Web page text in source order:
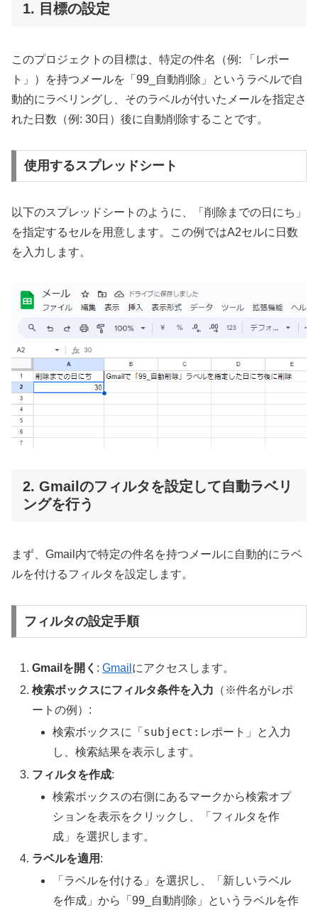
1. 目標の設定
このプロジェクトの目標は、特定の件名（例: 「レポー
ト」）を持つメールを「99_自動削除」というラベルで自
動的にラベリングし、そのラベルが付いたメールを指定さ
れた日数（例: 30日）後に自動削除することです。
使用するスプレッドシート
以下のスプレッドシートのように、「削除までの日にち」
を指定するセルを用意します。この例ではA2セルに日数
を入力します。
2. Gmailのフィルタを設定して自動ラベリ
ングを行う
まず、Gmail内で特定の件名を持つメールに自動的にラベ
ルを付けるフィルタを設定します。
フィルタの設定手順
Gmailを開く :Gmail にアクセスします。
検索ボックスにフィルタ条件を入力 （※件名がレポ
ートの例）:
検索ボックスに「 subject:レポート 」と入力
し、検索結果を表示します。
フィルタを作成:
検索ボックスの右側にあるマークから検索オプ
ションを表示をクリックし、「フィルタを作
成」を選択します。
ラベルを適用 :
「ラベルを付ける」を選択し、「新しいラベル
を作成」から「99_自動削除」というラベルを作